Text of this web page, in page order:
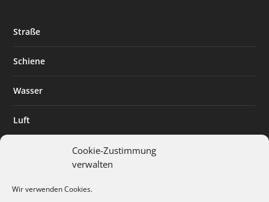
Cookie-Zustimmung
verwalten
Wir verwenden Cookies.
Straße
Schiene
Wasser
Luft